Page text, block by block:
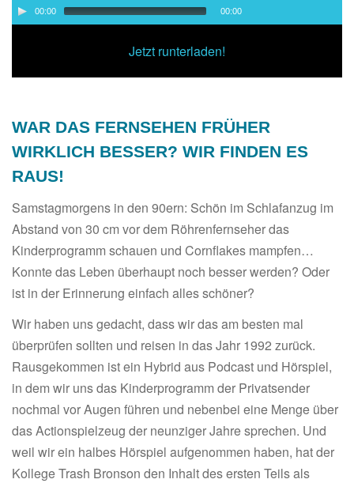
Player
00:00 00:00
Jetzt runterladen!
WAR DAS FERNSEHEN FRÜHER
WIRKLICH BESSER? WIR FINDEN ES
RAUS!
Samstagmorgens in den 90ern: Schön im Schlafanzug im
Abstand von 30 cm vor dem Röhrenfernseher das
Kinderprogramm schauen und Cornflakes mampfen…
Konnte das Leben überhaupt noch besser werden? Oder
ist in der Erinnerung einfach alles schöner?
Wir haben uns gedacht, dass wir das am besten mal
überprüfen sollten und reisen in das Jahr 1992 zurück.
Rausgekommen ist ein Hybrid aus Podcast und Hörspiel,
in dem wir uns das Kinderprogramm der Privatsender
nochmal vor Augen führen und nebenbei eine Menge über
das Actionspielzeug der neunziger Jahre sprechen. Und
weil wir ein halbes Hörspiel aufgenommen haben, hat der
Kollege Trash Bronson den Inhalt des ersten Teils als